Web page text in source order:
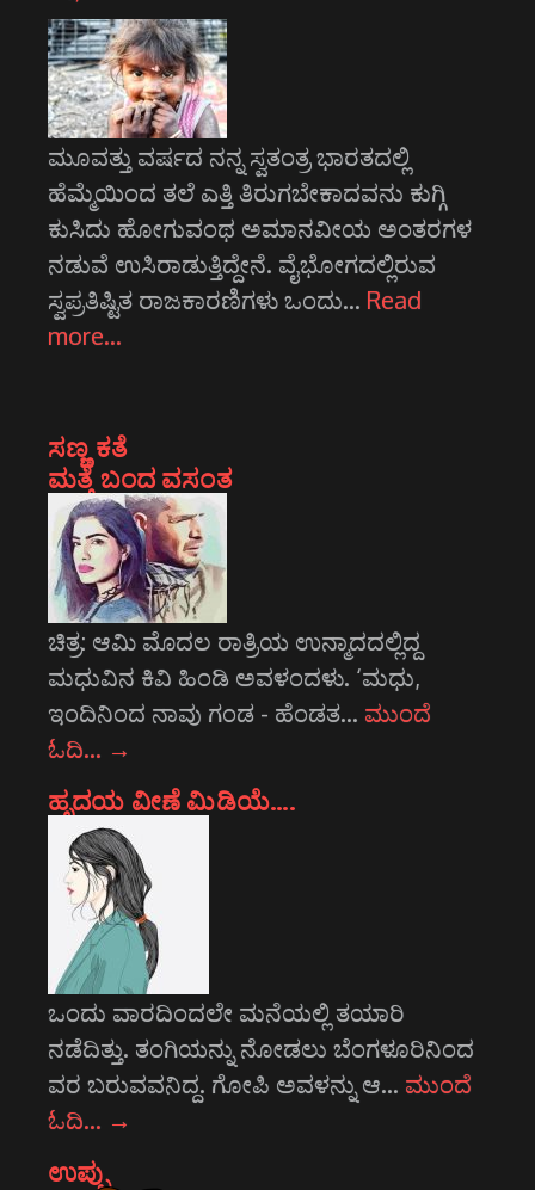
ಮೂವತ್ತು ವರ್ಷದ ನನ್ನ ಸ್ವತಂತ್ರ ಭಾರತದಲ್ಲಿ
ಹೆಮ್ಮೆಯಿಂದ ತಲೆ ಎತ್ತಿ ತಿರುಗಬೇಕಾದವನು ಕುಗ್ಗಿ
ಕುಸಿದು ಹೋಗುವಂಥ ಅಮಾನವೀಯ ಅಂತರಗಳ
ನಡುವೆ ಉಸಿರಾಡುತ್ತಿದ್ದೇನೆ. ವೈಭೋಗದಲ್ಲಿರುವ
ಸ್ವಪ್ರತಿಷ್ಟಿತ ರಾಜಕಾರಣಿಗಳು ಒಂದು… Read
more…
ಸಣ್ಣ ಕತೆ
ಮತ್ತೆ ಬಂದ ವಸಂತ
ಚಿತ್ರ: ಆಮಿ ಮೊದಲ ರಾತ್ರಿಯ ಉನ್ಮಾದದಲ್ಲಿದ್ದ
ಮಧುವಿನ ಕಿವಿ ಹಿಂಡಿ ಅವಳಂದಳು. ‘ಮಧು,
ಇಂದಿನಿಂದ ನಾವು ಗಂಡ - ಹೆಂಡತ… ಮುಂದೆ
ಓದಿ… →
ಹೃದಯ ವೀಣೆ ಮಿಡಿಯೆ….
ಒಂದು ವಾರದಿಂದಲೇ ಮನೆಯಲ್ಲಿ ತಯಾರಿ
ನಡೆದಿತ್ತು. ತಂಗಿಯನ್ನು ನೋಡಲು ಬೆಂಗಳೂರಿನಿಂದ
ವರ ಬರುವವನಿದ್ದ. ಗೋಪಿ ಅವಳನ್ನು ಆ… ಮುಂದೆ
ಓದಿ… →
ಉಪ್ಪು